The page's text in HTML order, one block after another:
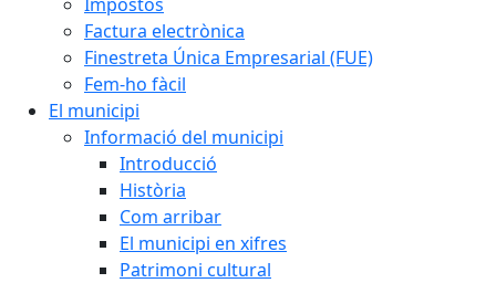
Factura electrònica
Finestreta Única Empresarial (FUE)
Fem-ho fàcil
El municipi
Informació del municipi
Introducció
Història
Com arribar
El municipi en xifres
Patrimoni cultural